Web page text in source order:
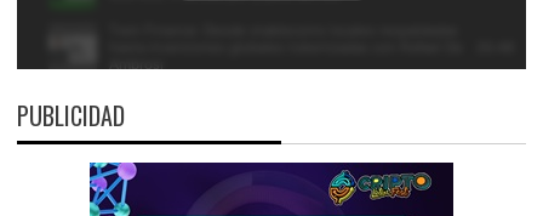
PUBLICIDAD